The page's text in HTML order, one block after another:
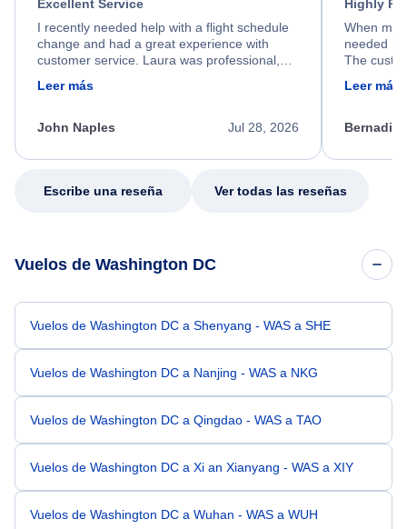
Excellent Service
I recently needed help with a flight schedule
change and had a great experience with
customer service. Laura was professional,
friendly, and very helpful throughout the
process. She quickly found a solution and
appreciate her excellent service.
Leer más
Jul 28, 2026
John Naples
Highly
When my
needed
The
calm,
my issue.
Leer más
Escribe una reseña Ver todas las reseñas
Vuelos de Washington DC
Vuelos de Washington DC a Shenyang - WAS a SHE
Vuelos de Washington DC a Nanjing - WAS a NKG
Vuelos de Washington DC a Qingdao - WAS a TAO
Vuelos de Washington DC a Xi an Xianyang - WAS a XIY
Vuelos de Washington DC a Wuhan - WAS a WUH